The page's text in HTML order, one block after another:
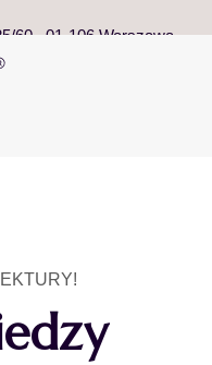
60 01-106 Warszawa